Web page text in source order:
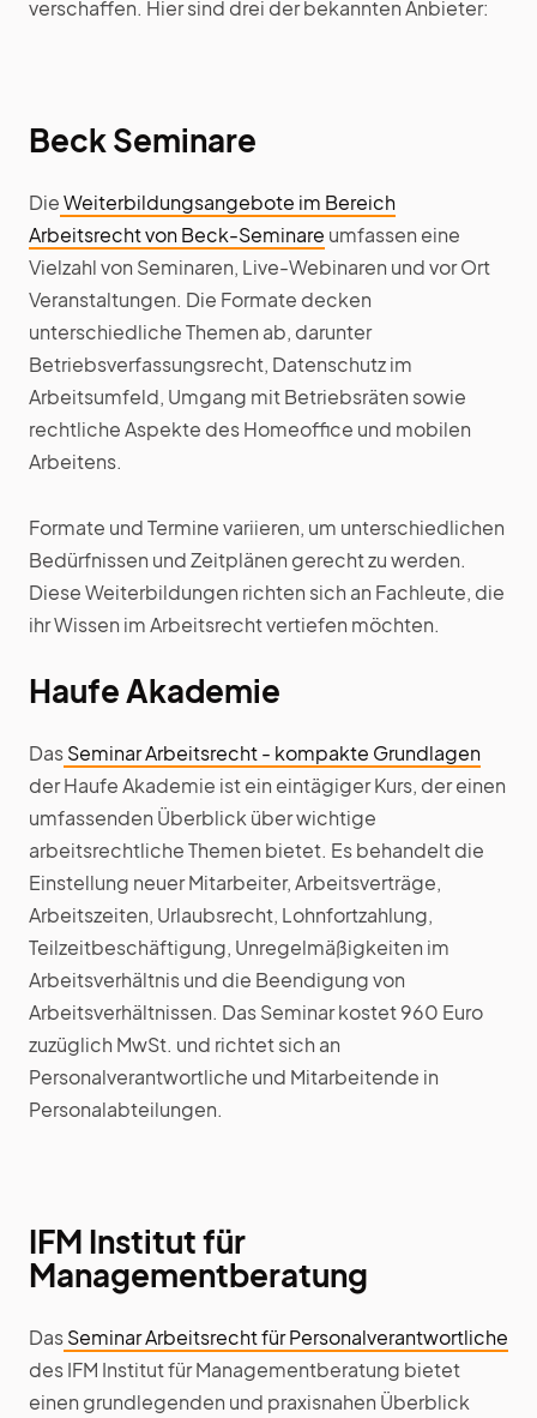
verschaffen. Hier sind drei der bekannten Anbieter:
Beck Seminare
DieWeiterbildungsangebote im Bereich
Arbeitsrecht von Beck-Seminare umfassen eine
Vielzahl von Seminaren, Live-Webinaren und vor Ort
Veranstaltungen. Die Formate decken
unterschiedliche Themen ab, darunter
Betriebsverfassungsrecht, Datenschutz im
Arbeitsumfeld, Umgang mit Betriebsräten sowie
rechtliche Aspekte des Homeoffice und mobilen
Arbeitens.
Formate und Termine variieren, um unterschiedlichen
Bedürfnissen und Zeitplänen gerecht zu werden.
Diese Weiterbildungen richten sich an Fachleute, die
ihr Wissen im Arbeitsrecht vertiefen möchten.
Haufe Akademie
DasSeminar Arbeitsrecht - kompakte Grundlagen
der Haufe Akademie ist ein eintägiger Kurs, der einen
umfassenden Überblick über wichtige
arbeitsrechtliche Themen bietet. Es behandelt die
Einstellung neuer Mitarbeiter, Arbeitsverträge,
Arbeitszeiten, Urlaubsrecht, Lohnfortzahlung,
Teilzeitbeschäftigung, Unregelmäßigkeiten im
Arbeitsverhältnis und die Beendigung von
Arbeitsverhältnissen. Das Seminar kostet 960 Euro
zuzüglich MwSt. und richtet sich an
Personalverantwortliche und Mitarbeitende in
Personalabteilungen.
IFM Institut für
Managementberatung
DasSeminar Arbeitsrecht für Personalverantwortliche
des IFM Institut für Managementberatung bietet
einen grundlegenden und praxisnahen Überblick